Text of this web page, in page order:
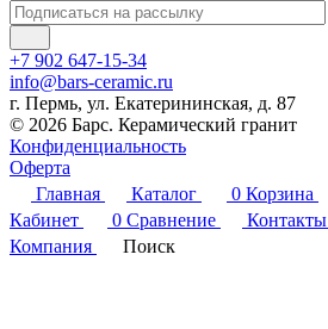
+7 902 647-15-34
info@bars-ceramic.ru
г. Пермь, ул. Екатерининская, д. 87
© 2026 Барс. Керамический гранит
Конфиденциальность
Оферта
Главная
Каталог 0 Корзина
Кабинет
0 Сравнение Контакты
Компания
Поиск